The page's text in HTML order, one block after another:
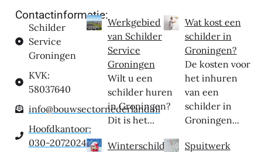
Contactinformatie:
Schilder
Service
Groningen
KVK:
58037640
info@bouwsectornederland.nl
Hoofdkantoor:
030-2072024
Werkgebied
van Schilder
Service
Groningen
Wilt u een
schilder huren
in Groningen?
Dit is het...
Winterschilder
Wat kost een
schilder in
Groningen?
De kosten voor
het inhuren
van een
schilder in
Groningen...
Spuitwerk